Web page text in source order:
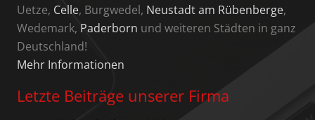
Uetze, Celle, Burgwedel, Neustadt am Rübenberge,
Wedemark, Paderborn und weiteren Städten in ganz
Deutschland!
Mehr Informationen
Letzte Beiträge unserer Firma